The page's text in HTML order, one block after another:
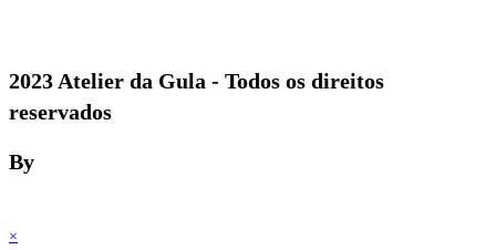
2023 Atelier da Gula - Todos os direitos
reservados
By
×